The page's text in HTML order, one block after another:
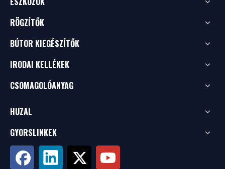
RÖGZÍTŐK
BÚTOR KIEGÉSZÍTŐK
IRODAI KELLÉKEK
CSOMAGOLÓANYAG
HUZAL
GYORSLINKEK